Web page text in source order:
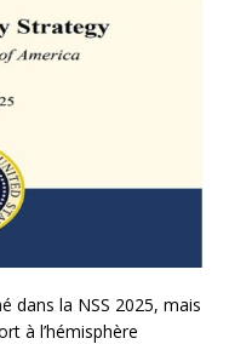
dans la NSS 2025, mais
à l’hémisphère